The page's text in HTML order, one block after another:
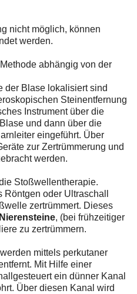
nicht möglich, können
werden.
abhängig von der
der Blase lokalisiert sind
Steinentfernung
Instrument über die
und dann über die
eingeführt. Über
zur Zertrümmerung und
werden.
Stoßwellentherapie.
oder Ultraschall
zertrümmert. Dieses
Nierensteine, (bei frühzeitiger
zu zertrümmern.
mittels perkutaner
Mit Hilfe einer
ein dünner Kanal
Über diesen Kanal wird